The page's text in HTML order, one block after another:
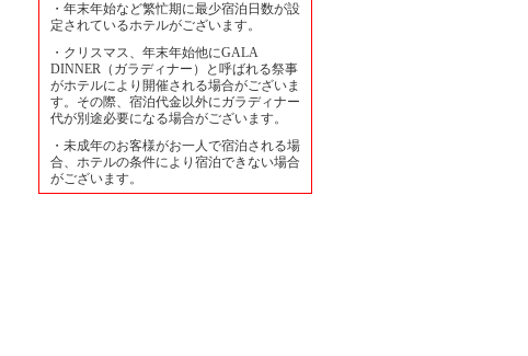
・年末年始など繁忙期に最少宿泊日数が設
定されているホテルがございます。
・クリスマス、年末年始他にGALA
DINNER（ガラディナー）と呼ばれる祭事
がホテルにより開催される場合がございま
す。その際、宿泊代金以外にガラディナー
代が別途必要になる場合がございます。
・未成年のお客様がお一人で宿泊される場
合、ホテルの条件により宿泊できない場合
がございます。